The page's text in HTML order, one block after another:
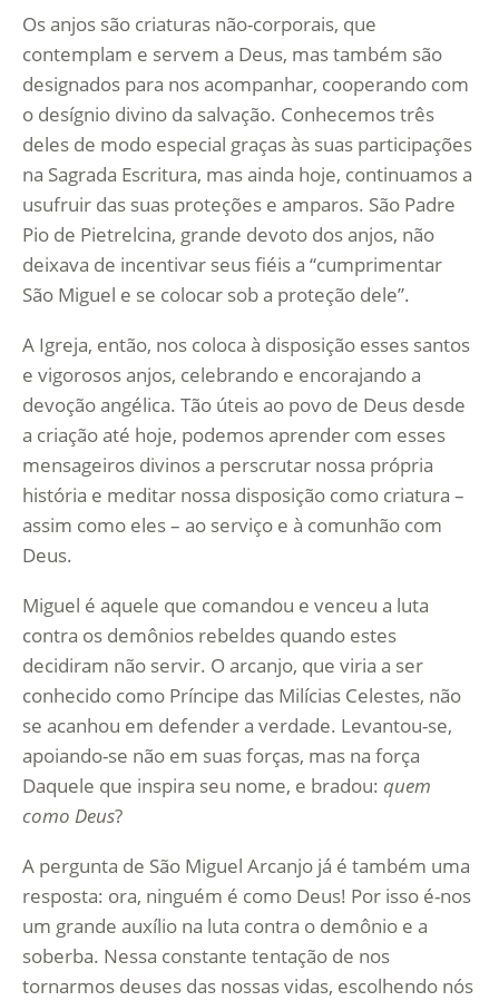
Os anjos são criaturas não-corporais, que
contemplam e servem a Deus, mas também são
designados para nos acompanhar, cooperando com
o desígnio divino da salvação. Conhecemos três
deles de modo especial graças às suas participações
na Sagrada Escritura, mas ainda hoje, continuamos a
usufruir das suas proteções e amparos. São Padre
Pio de Pietrelcina, grande devoto dos anjos, não
deixava de incentivar seus fiéis a “cumprimentar
São Miguel e se colocar sob a proteção dele”.
A Igreja, então, nos coloca à disposição esses santos
e vigorosos anjos, celebrando e encorajando a
devoção angélica. Tão úteis ao povo de Deus desde
a criação até hoje, podemos aprender com esses
mensageiros divinos a perscrutar nossa própria
história e meditar nossa disposição como criatura –
assim como eles – ao serviço e à comunhão com
Deus.
Miguel é aquele que comandou e venceu a luta
contra os demônios rebeldes quando estes
decidiram não servir. O arcanjo, que viria a ser
conhecido como Príncipe das Milícias Celestes, não
se acanhou em defender a verdade. Levantou-se,
apoiando-se não em suas forças, mas na força
Daquele que inspira seu nome, e bradou: quem
como Deus?
A pergunta de São Miguel Arcanjo já é também uma
resposta: ora, ninguém é como Deus! Por isso é-nos
um grande auxílio na luta contra o demônio e a
soberba. Nessa constante tentação de nos
tornarmos deuses das nossas vidas, escolhendo nós